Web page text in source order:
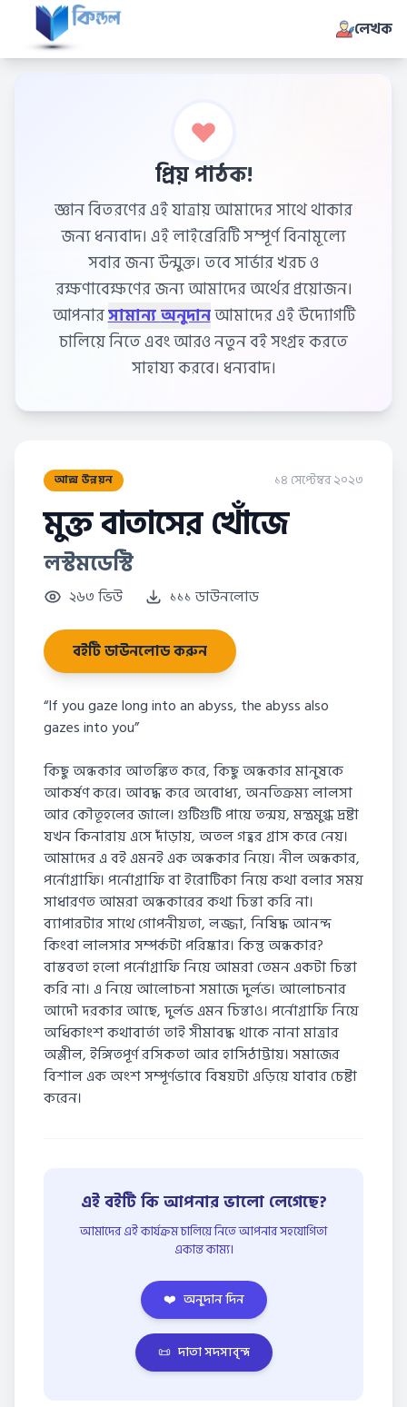
লেখক
প্রিয় পাঠক!
জ্ঞান বিতরণের এই যাত্রায় আমাদের সাথে থাকার
জন্য ধন্যবাদ। এই লাইব্রেরিটি সম্পূর্ণ বিনামূল্যে
সবার জন্য উন্মুক্ত। তবে সার্ভার খরচ ও
রক্ষণাবেক্ষণের জন্য আমাদের অর্থের প্রয়োজন।
আপনার
সামান্য অনুদানআমাদের এই উদ্যোগটি
চালিয়ে নিতে এবং আরও নতুন বই সংগ্রহ করতে
সাহায্য করবে। ধন্যবাদ।
আত্ম উন্নয়ন ১৪ সেপ্টেম্বর ২০২৩
মুক্ত বাতাসের খোঁজে
লস্টমডেস্টি
২৬৩ ভিউ ১১১ ডাউনলোড
বইটি ডাউনলোড করুন
“If you gaze long into an abyss, the abyss also
gazes into you”
কিছু অন্ধকার আতঙ্কিত করে, কিছু অন্ধকার মানুষকে
আকর্ষণ করে। আবদ্ধ করে অবোধ্য, অনতিক্রম্য লালসা
আর কৌতূহলের জালে। গুটিগুটি পায়ে তন্ময়, মন্ত্রমুগ্ধ দ্রষ্টা
যখন কিনারায় এসে দাঁড়ায়, অতল গহ্বর গ্রাস করে নেয়।
আমাদের এ বই এমনই এক অন্ধকার নিয়ে। নীল অন্ধকার,
পর্নোগ্রাফি। পর্নোগ্রাফি বা ইরোটিকা নিয়ে কথা বলার সময়
সাধারণত আমরা অন্ধকারের কথা চিন্তা করি না।
ব্যাপারটার সাথে গোপনীয়তা, লজ্জা, নিষিদ্ধ আনন্দ
কিংবা লালসার সম্পর্কটা পরিষ্কার। কিন্তু অন্ধকার?
বাস্তবতা হলো পর্নোগ্রাফি নিয়ে আমরা তেমন একটা চিন্তা
করি না। এ নিয়ে আলোচনা সমাজে দুর্লভ। আলোচনার
আদৌ দরকার আছে, দুর্লভ এমন চিন্তাও। পর্নোগ্রাফি নিয়ে
অধিকাংশ কথাবার্তা তাই সীমাবদ্ধ থাকে নানা মাত্রার
অশ্লীল, ইঙ্গিতপূর্ণ রসিকতা আর হাসিঠাট্টায়। সমাজের
বিশাল এক অংশ সম্পূর্ণভাবে বিষয়টা এড়িয়ে যাবার চেষ্টা
করেন।
এই বইটি কি আপনার ভালো লেগেছে?
আমাদের এই কার্যক্রম চালিয়ে নিতে আপনার সহযোগিতা
একান্ত কাম্য।
❤️ অনুদান দিন
📜 দাতা সদস্যবৃন্দ